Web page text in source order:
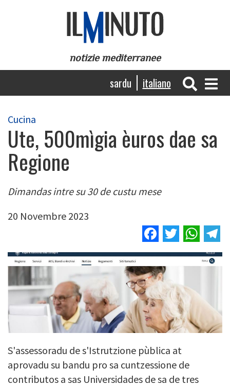
notizie mediterranee
Navigazione
principale
sardu italiano
Cucina
Ute, 500mìgia èuros dae sa
Regione
Dimandas intre su 30 de custu mese
20 Novembre 2023
Facebook
Twitter
S'assessoradu de s'Istrutzione pùblica at
aprovadu su bandu pro sa cuntzessione de
contributos a sas Universidades de sa de tres